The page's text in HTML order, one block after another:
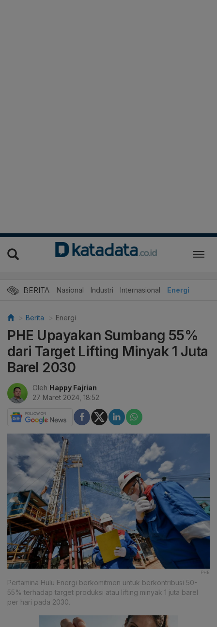
BERITA Nasional Industri Internasional Energi
Berita Energi
PHE Upayakan Sumbang 55%
dari Target Lifting Minyak 1 Juta
Barel 2030
Oleh Happy Fajrian
27 Maret 2024, 18:52
PHE
Pertamina Hulu Energi berkomitmen untuk berkontribusi 50-
55% terhadap target produksi atau lifting minyak 1 juta barel
per hari pada 2030.